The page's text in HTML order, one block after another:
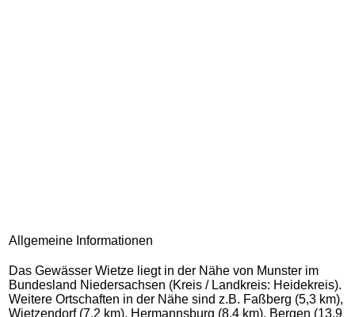
Allgemeine Informationen
Das Gewässer Wietze liegt in der Nähe von Munster im
Bundesland Niedersachsen (Kreis / Landkreis: Heidekreis).
Weitere Ortschaften in der Nähe sind z.B. Faßberg (5,3 km),
Wietzendorf (7,2 km), Hermannsburg (8,4 km), Bergen (13,9